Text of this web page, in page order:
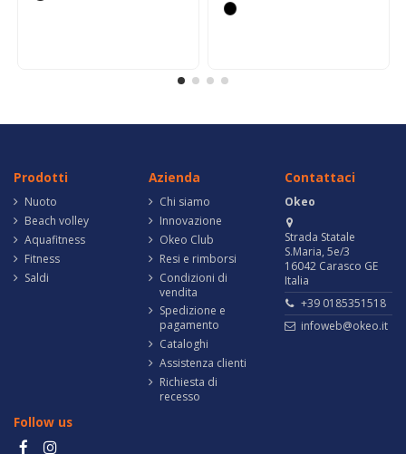
Prodotti
Nuoto
Beach volley
Aquafitness
Fitness
Saldi
Azienda
Chi siamo
Innovazione
Okeo Club
Resi e rimborsi
Condizioni di
vendita
Spedizione e
pagamento
Cataloghi
Assistenza clienti
Richiesta di
recesso
Contattaci
Okeo
Strada Statale
S.Maria, 5e/3
16042 Carasco GE
Italia
+39 0185351518
infoweb@okeo.it
Follow us